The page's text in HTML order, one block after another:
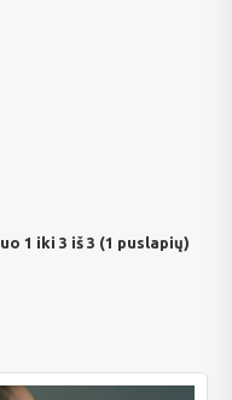
1 iki 3 iš 3 (1 puslapių)